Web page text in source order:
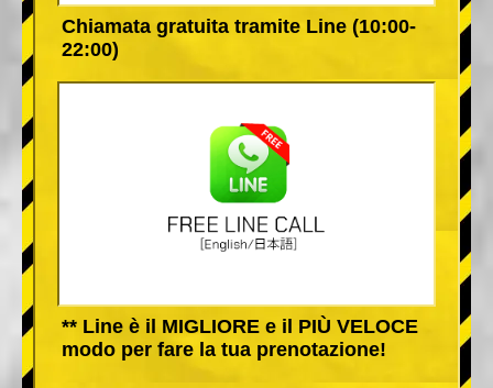
Chiamata gratuita tramite Line (10:00-
22:00)
** Line è il MIGLIORE e il PIÙ VELOCE
modo per fare la tua prenotazione!